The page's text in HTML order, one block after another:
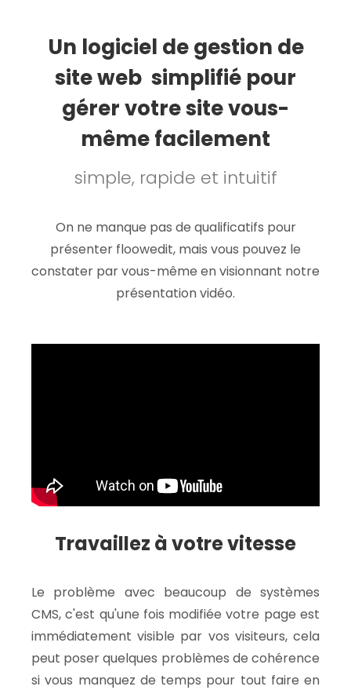
Un logiciel de gestion de
site web simplifié pour
gérer votre site vous-
même facilement
simple, rapide et intuitif
On ne manque pas de qualificatifs pour
présenter floowedit, mais vous pouvez le
constater par vous-même en visionnant notre
présentation vidéo.
Travaillez à votre vitesse
Le problème avec beaucoup de systèmes
CMS, c'est qu'une fois modifiée votre page est
immédiatement visible par vos visiteurs, cela
peut poser quelques problèmes de cohérence
si vous manquez de temps pour tout faire en